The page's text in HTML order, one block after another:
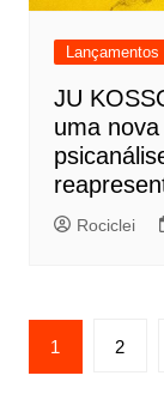
Lançamentos
JU
uma
Rociclei
Paginação
de
1 2